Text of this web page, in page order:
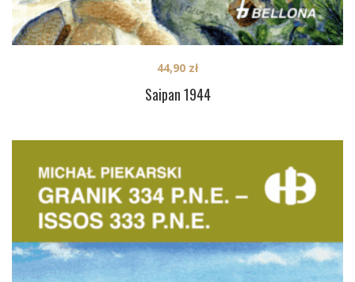
Saipan 1944
44,90 zł